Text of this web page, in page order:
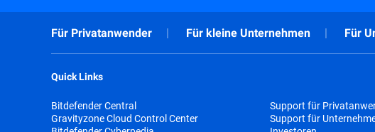
Für Privatanwender Für kleine Unternehmen Für
Quick Links
Bitdefender Central
Gravityzone Cloud Control Center
Support für
Support für